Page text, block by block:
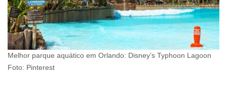
Melhor parque aquático em Orlando: Disney’s Typhoon Lagoon
Foto: Pinterest